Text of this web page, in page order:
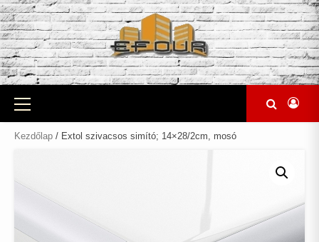
Skip
to
content
Primary
Menu
Kezdőlap / Extol szivacsos simító; 14×28/2cm, mosó